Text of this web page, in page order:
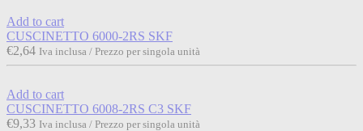
Add to cart
CUSCINETTO 6000-2RS SKF
€2,64 Iva inclusa / Prezzo per singola unità
Add to cart
CUSCINETTO 6008-2RS C3 SKF
€9,33 Iva inclusa / Prezzo per singola unità